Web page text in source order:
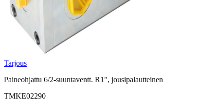
Tarjous
Paineohjattu 6/2-suuntaventt. R1", jousipalautteinen
TMKE02290